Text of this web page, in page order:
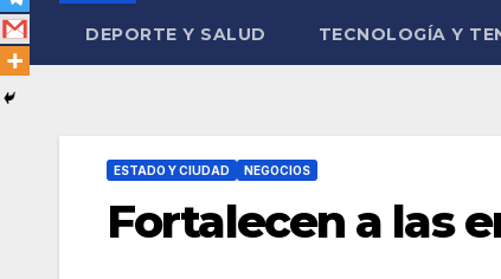
DEPORTE Y SALUD TECNOLOGÍA Y
ESTADO Y CIUDAD NEGOCIOS
Fortalecen a las